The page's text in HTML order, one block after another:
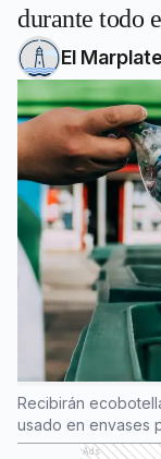
durante todo
El
Recibirán
usado en envases
Ads